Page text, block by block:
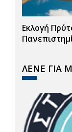
Εκλογή
ΛΕΝΕ ΓΙΑ